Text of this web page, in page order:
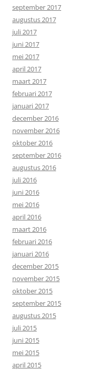
september 2017
augustus 2017
juli 2017
juni 2017
mei 2017
april 2017
maart 2017
februari 2017
januari 2017
december 2016
november 2016
oktober 2016
september 2016
augustus 2016
juli 2016
juni 2016
mei 2016
april 2016
maart 2016
februari 2016
januari 2016
december 2015
november 2015
oktober 2015
september 2015
augustus 2015
juli 2015
juni 2015
mei 2015
april 2015